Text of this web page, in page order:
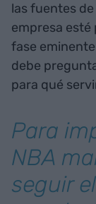
las fuentes
empresa esté
fase
debe
para qué
Para
NBA
seguir